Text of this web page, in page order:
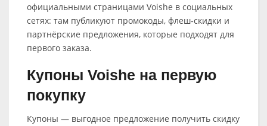
официальными страницами Voishe в социальных
сетях: там публикуют промокоды, флеш‑скидки и
партнёрские предложения, которые подходят для
первого заказа.
Купоны Voishe на первую
покупку
Купоны — выгодное предложение получить скидку